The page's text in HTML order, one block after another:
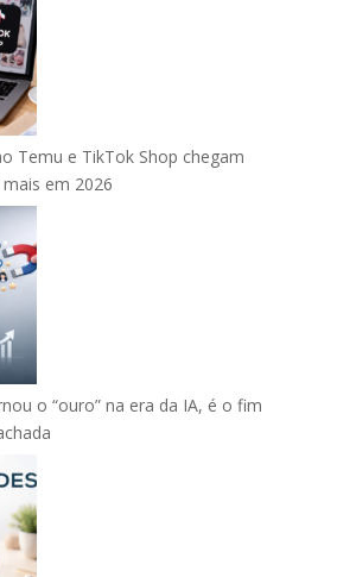
Temu e TikTok Shop chegam
em 2026
o “ouro” na era da IA, é o fim